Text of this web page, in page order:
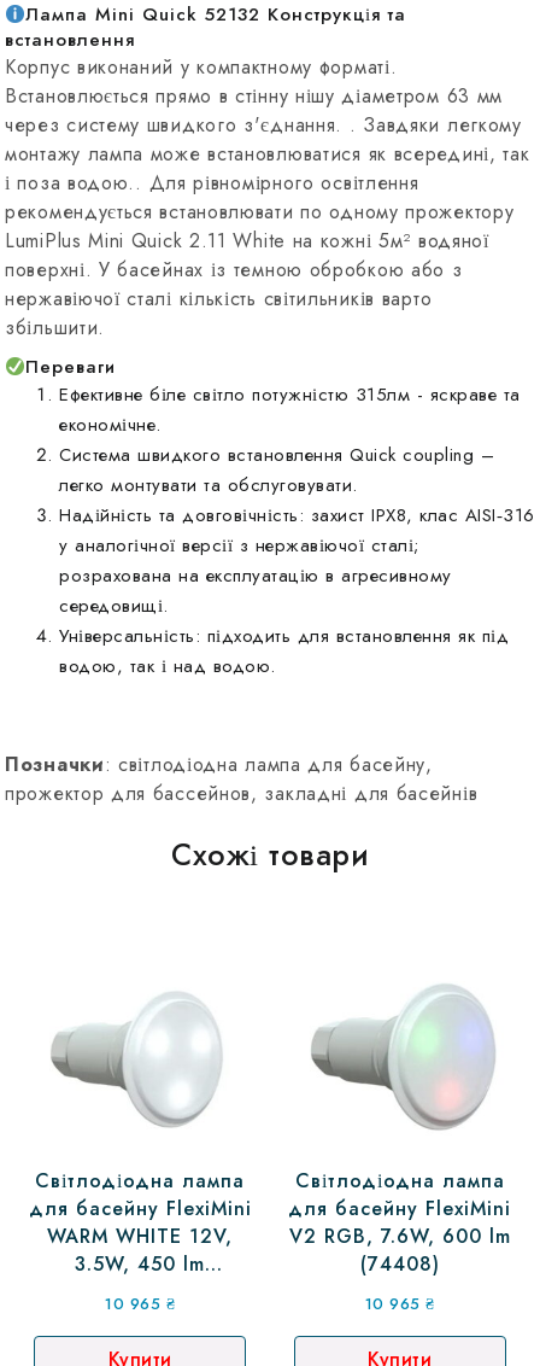
Лампа Mini Quick 52132 Конструкція та
встановлення
Корпус виконаний у компактному форматі.
Встановлюється прямо в стінну нішу діаметром 63 мм
через систему швидкого з'єднання. . Завдяки легкому
монтажу лампа може встановлюватися як всередині, так
і поза водою. . Для рівномірного освітлення
рекомендується встановлювати по одному прожектору
LumiPlus Mini Quick 2.11 White на кожні 5м² водяної
поверхні. У басейнах із темною обробкою або з
нержавіючої сталі кількість світильників варто
збільшити.
Переваги
Ефективне біле світло потужністю 315лм - яскраве та
економічне.
Система швидкого встановлення Quick coupling –
легко монтувати та обслуговувати.
Надійність та довговічність: захист IPX8, клас AISI‑316
у аналогічної версії з нержавіючої сталі;
розрахована на експлуатацію в агресивному
середовищі.
Універсальність: підходить для встановлення як під
водою, так і над водою.
Позначки: світлодіодна лампа для басейну,
прожектор для бассейнов, закладні для басейнів
Схожі товари
Світлодіодна лампа
для басейну FlexiMini
WARM WHITE 12V,
3.5W, 450 lm
(74400WW)
10 965 ₴
Купити
Світлодіодна лампа
для басейну FlexiMini
V2 RGB, 7.6W, 600 lm
(74408)
10 965₴
Купити